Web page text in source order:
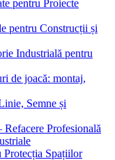
pentru Proiecte
pentru Construcții și
Industrială pentru
de joacă: montaj,
Semne și
Profesională
Protecția Spațiilor